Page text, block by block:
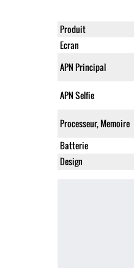
Produit
Ecran
APN Principal
APN Selfie
Processeur, Memoire
Batterie
Design